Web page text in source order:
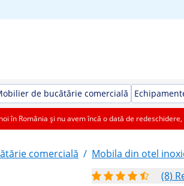
de bucătărie comercială
în România și nu avem încă o dată de
comercială / Mobila din otel
(8)